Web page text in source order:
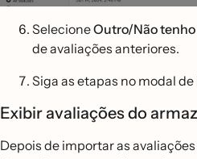
SelecioneOutro/Não
de avaliações anteriores.
Siga as etapas no modal
Exibir avaliações do
Depois de importar as